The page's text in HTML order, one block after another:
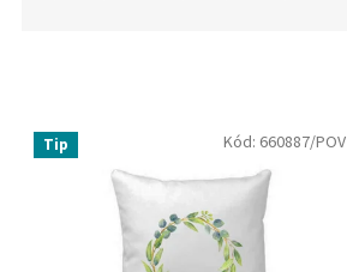
V Tip Kód: 660887/POV